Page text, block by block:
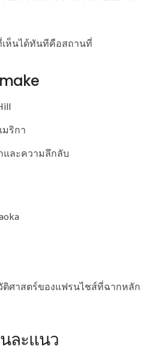
ห็นได้ทันทีคือสถานที่
มริกา
และความลึกลับ
ติศาสตร์ของแฟรนไชส์ที่ฉากหลัก
ละแนว